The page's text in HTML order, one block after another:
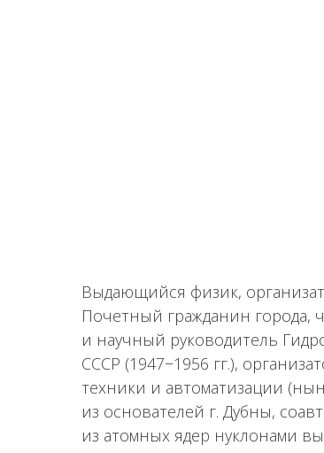
Выдающийся физик,
Почетный гражданин города,
и научный руководитель
СССР (1947−1956 гг.),
техники и автоматизации
из основателей г. Дубны,
из атомных ядер нуклонами